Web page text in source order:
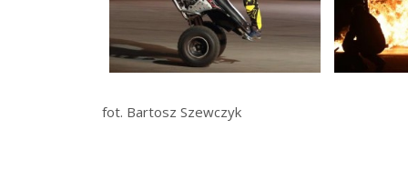
fot. Bartosz Szewczyk